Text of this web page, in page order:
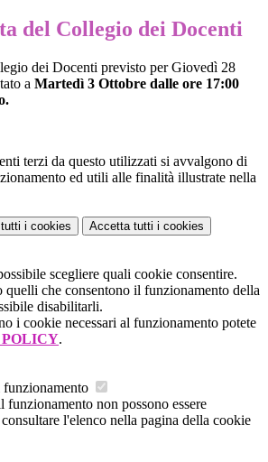
del Collegio dei Docenti
dei Docenti previsto per Giovedì 28
a Martedì 3 Ottobre dalle ore 17:00
terzi da questo utilizzati si avvalgono di
ed utili alle finalità illustrate nella
i cookies Accetta tutti i cookies
scegliere quali cookie consentire.
quelli che consentono il funzionamento della
disabilitarli.
i cookie necessari al funzionamento potete
.
funzionamento
funzionamento non possono essere
l'elenco nella pagina della cookie